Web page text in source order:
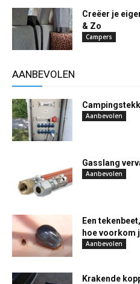
Creëer je
& Zo
Campers
AANBEVOLEN
Aanbevolen
Gasslang
Aanbevolen
Een
hoe voorkom
Aanbevolen
Krakende